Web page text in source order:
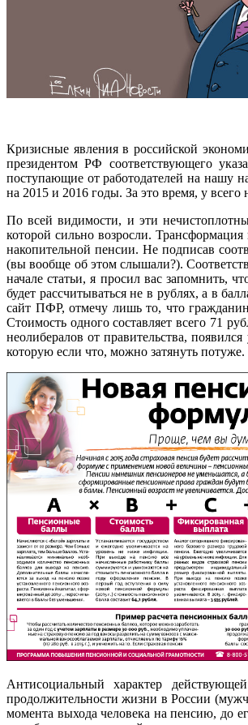
Кризисные явления в российской
президентом РФ соответствующего
поступающие от работодателей на нашу
на 2015 и 2016 годы. За это время, у
По всей видимости, и эти
которой сильно возросли.
накопительной пенсии. Не подписав
(вы вообще об этом слышали?).
начале статьи, я просил вас запомнить,
будет рассчитываться не в рублях, а в
сайт ПФР, отмечу лишь то, что
Стоимость одного составляет всего 71
неолибералов от правительства,
которую если что, можно затянуть потуже.
Антисоциальный характер
продолжительности жизни в России
момента выхода человека на пенсию, до